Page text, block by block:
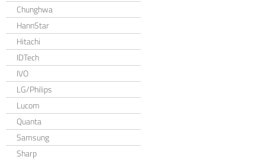
Chunghwa
HannStar
Hitachi
IDTech
IVO
LG/Philips
Lucom
Quanta
Samsung
Sharp